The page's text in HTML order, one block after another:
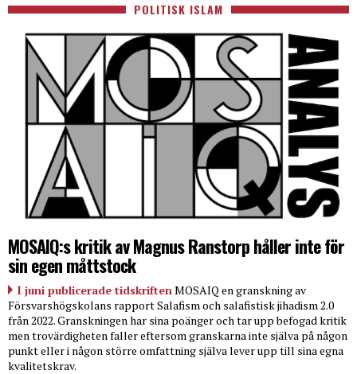
POLITISK ISLAM
MOSAIQ:s kritik av Magnus Ranstorp håller inte för
sin egen måttstock
I juni publicerade tidskriften MOSAIQ en granskning av
Försvarshögskolans rapport Salafism och salafistisk jihadism 2.0
från 2022. Granskningen har sina poänger och tar upp befogad kritik
men trovärdigheten faller eftersom granskarna inte själva på någon
punkt eller i någon större omfattning själva lever upp till sina egna
kvalitetskrav.